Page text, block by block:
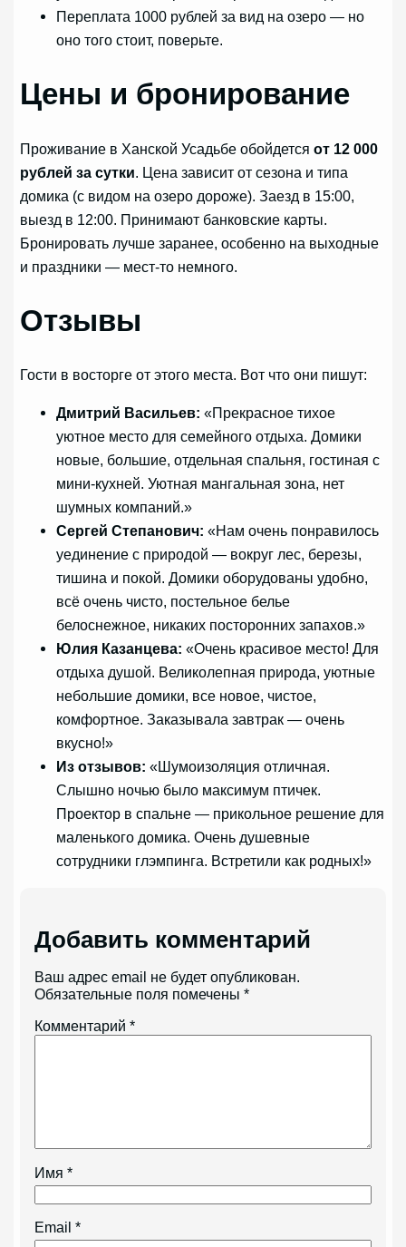
Переплата 1000 рублей за вид на озеро — но
оно того стоит, поверьте.
Цены и бронирование
Проживание в Ханской Усадьбе обойдетсяот 12 000
рублей за сутки . Цена зависит от сезона и типа
домика (с видом на озеро дороже). Заезд в 15:00,
выезд в 12:00. Принимают банковские карты.
Бронировать лучше заранее, особенно на выходные
и праздники — мест-то немного.
Отзывы
Гости в восторге от этого места. Вот что они пишут:
Дмитрий Васильев: «Прекрасное тихое
уютное место для семейного отдыха. Домики
новые, большие, отдельная спальня, гостиная с
мини-кухней. Уютная мангальная зона, нет
шумных компаний.»
Сергей Степанович: «Нам очень понравилось
уединение с природой — вокруг лес, березы,
тишина и покой. Домики оборудованы удобно,
всё очень чисто, постельное белье
белоснежное, никаких посторонних запахов.»
Юлия Казанцева: «Очень красивое место! Для
отдыха душой. Великолепная природа, уютные
небольшие домики, все новое, чистое,
комфортное. Заказывала завтрак — очень
вкусно!»
Из отзывов: «Шумоизоляция отличная.
Слышно ночью было максимум птичек.
Проектор в спальне — прикольное решение для
маленького домика. Очень душевные
сотрудники глэмпинга. Встретили как родных!»
Добавить комментарий
Ваш адрес email не будет опубликован.
Обязательные поля помечены*
Комментарий*
Имя*
Email*